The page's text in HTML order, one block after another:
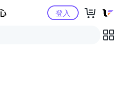
Yahoo購物中心登入